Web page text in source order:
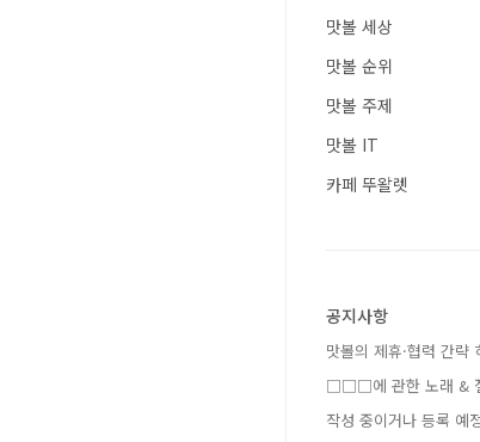
맛볼 세상
맛볼 순위
맛볼 주제
맛볼 IT
카페 뚜왈렛
공지사항
맛볼의 제휴·협력 간략
□□□에 관한 노래 &
작성 중이거나 등록 예